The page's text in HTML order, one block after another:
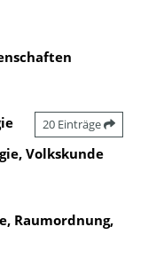
20 Einträge
Volkskunde
Raumordnung,